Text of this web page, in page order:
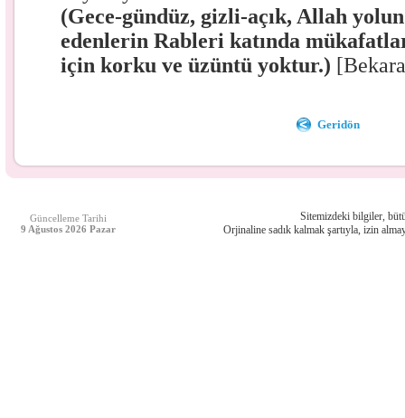
(Gece-gündüz, gizli-açık, Allah
edenlerin Rableri katında
için korku ve üzüntü yoktur.)
Geridön
Güncelleme Tarihi
9 Ağustos 2026 Pazar
Sitemizdeki bilgiler,
Orjinaline sadık kalmak şartıyla, izin